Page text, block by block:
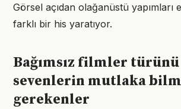
Görsel açıdan olağanüstü yapımları
farklı bir his yaratıyor.
Bağımsız filmler türünü
sevenlerin mutlaka
gerekenler